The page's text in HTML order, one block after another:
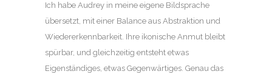
Ich habe Audrey in meine eigene Bildsprache
übersetzt, mit einer Balance aus Abstraktion und
Wiedererkennbarkeit. Ihre ikonische Anmut bleibt
spürbar, und gleichzeitig entsteht etwas
Eigenständiges, etwas Gegenwärtiges. Genau das